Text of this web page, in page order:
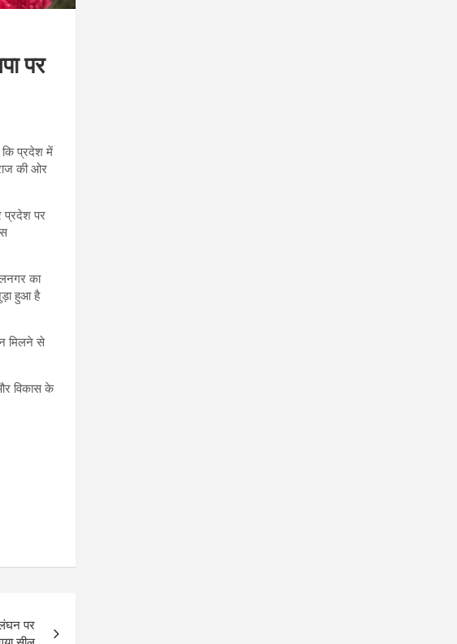
पर
कि प्रदेश में
की ओर
प्रदेश पर
का
हुआ है
मिलने से
विकास के
पर